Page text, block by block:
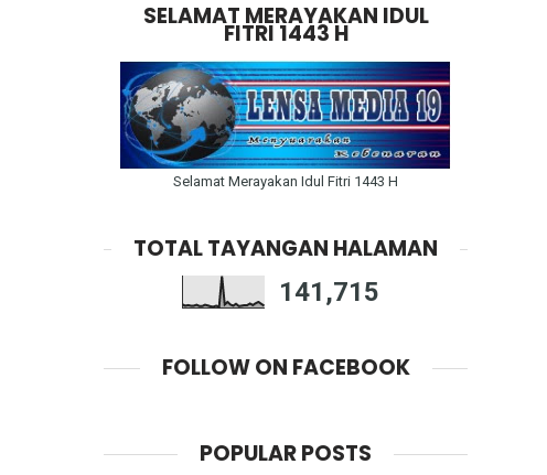
SELAMAT MERAYAKAN IDUL
FITRI 1443 H
Selamat Merayakan Idul Fitri 1443 H
TOTAL TAYANGAN HALAMAN
141,715
FOLLOW ON FACEBOOK
POPULAR POSTS